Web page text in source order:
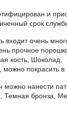
и
срок
входит очень
прочное
кость, Шоколад.
можно покрасить
нанести
Темная бронза,